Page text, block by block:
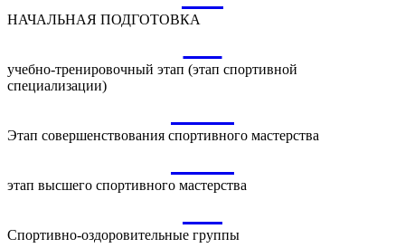
НАЧАЛЬНАЯ ПОДГОТОВКА
учебно-тренировочный этап (этап спортивной
специализации)
Этап совершенствования спортивного мастерства
этап высшего спортивного мастерства
Спортивно-оздоровительные группы